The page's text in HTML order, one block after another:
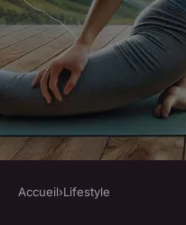
LIFESTYLE
Accueil›Lifestyle